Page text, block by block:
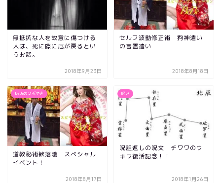
無抵抗な人を故意に傷つける
人は、死に際に厄が戻るとい
うお話。
2018年9月23日
セルフ波動修正術 狗神遣い
の言霊遣い
2018年8月18日
BeBeのつぶやき
道教秘術歓落陰 スペシャル
イベント！
2018年8月17日
呪い
呪詛返しの呪文 チワワのウ
キワ復活記念！！
2018年1月26日